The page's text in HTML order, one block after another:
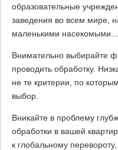
образовательные
заведения во всем мире,
маленькими насекомыми…
Внимательно выбирайте
проводить обработку.
не те критерии, по
выбор.
Вникайте в проблему
обработки в вашей
к глобальному